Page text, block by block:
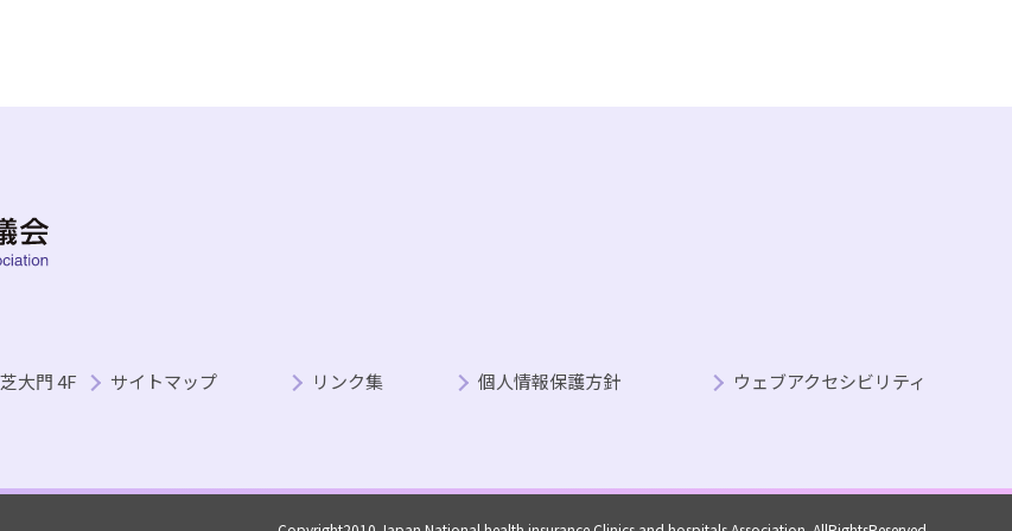
大門 4F
サイトマップ リンク集 個人情報保護方針 ウェブアクセシビリティ